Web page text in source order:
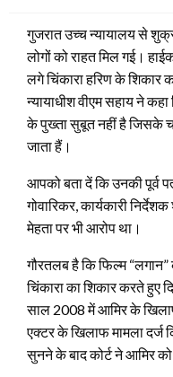
गुजरात उच्च न्यायालय से
लोगों को राहत मिल गई।
लगे चिंकारा हरिण के शिकार
न्यायाधीश वीएम सहाय ने
के पुख्ता सुबूत नहीं है जिसके
जाता हैं।
आपको बता दें कि उनकी पूर्व
गोवारिकर, कार्यकारी
मेहता पर भी आरोप था।
गौरतलब है कि फिल्म
चिंकारा का शिकार करते हुए
साल 2008 में आमिर के
एक्टर के खिलाफ मामला दर्ज
सुनने के बाद कोर्ट ने आमिर